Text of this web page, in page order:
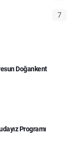
7
Doğankent
Programı